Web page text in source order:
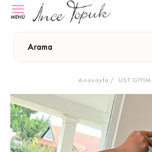
Anasayfa ÜST GİYİM